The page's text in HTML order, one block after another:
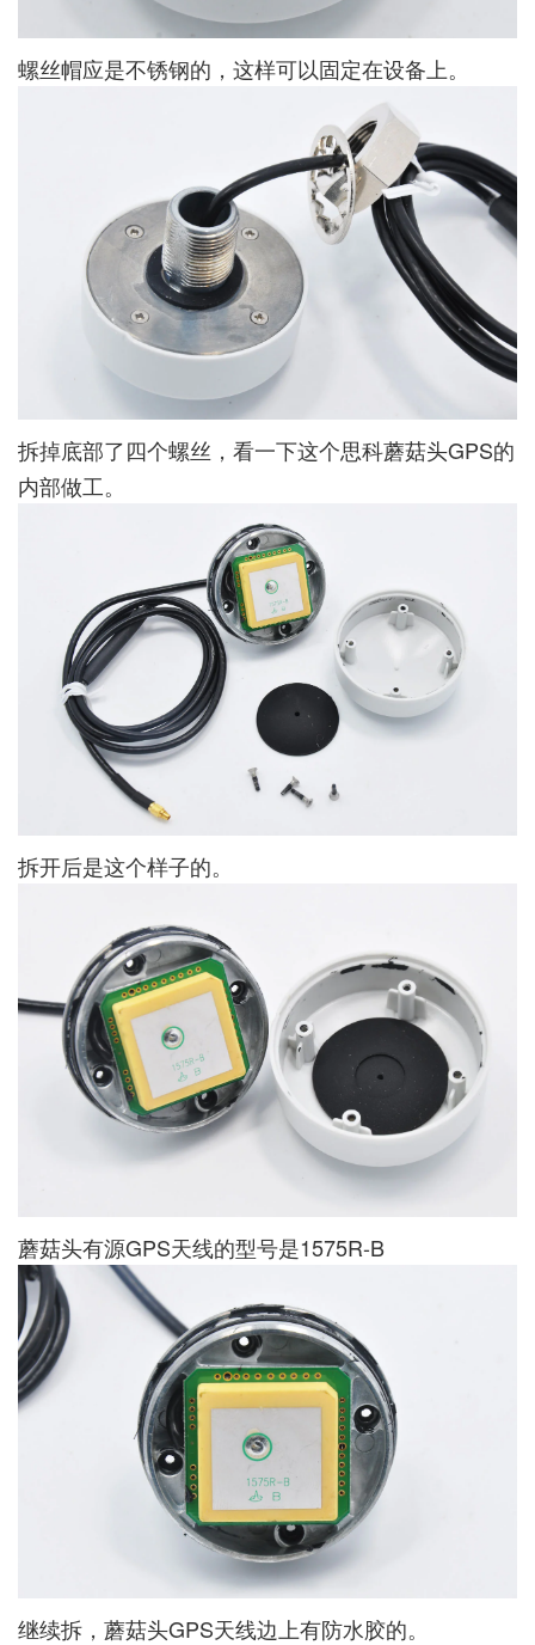
螺丝帽应是不锈钢的，这样可以固定在设备上。
拆掉底部了四个螺丝，看一下这个思科蘑菇头GPS的
内部做工。
拆开后是这个样子的。
蘑菇头有源GPS天线的型号是1575R-B
继续拆，蘑菇头GPS天线边上有防水胶的。